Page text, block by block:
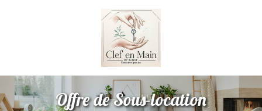
Offre de Sous-location